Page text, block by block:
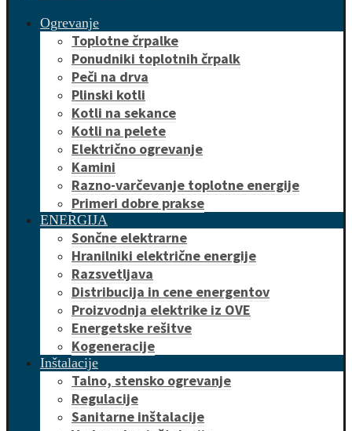
Ogrevanje
Toplotne črpalke
Ponudniki toplotnih črpalk
Peči na drva
Plinski kotli
Kotli na sekance
Kotli na pelete
Električno ogrevanje
Kamini
Razno-varčevanje toplotne energije
Primeri dobre prakse
ENERGIJA
Sončne elektrarne
Hranilniki električne energije
Razsvetljava
Distribucija in cene energentov
Proizvodnja elektrike iz OVE
Energetske rešitve
Kogeneracije
Inštalacije
Talno, stensko ogrevanje
Regulacije
Sanitarne inštalacije